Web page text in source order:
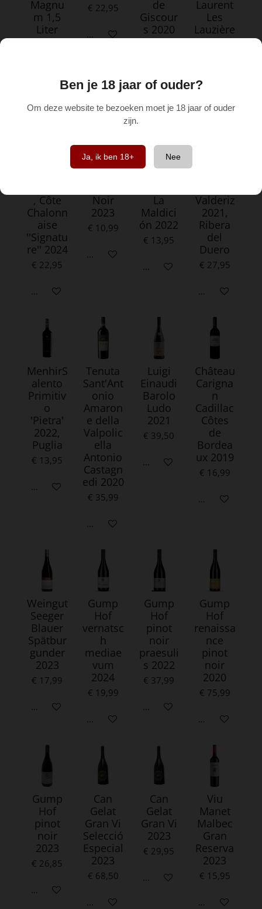
Ben je 18 jaar of ouder?
Om deze website te bezoeken moet je 18 jaar of ouder
zijn.
Ja, ik ben 18+ Nee
Magnu
m 1,5
Liter
€ 22,95
In winkelwagen
de
Giscour
s 2020
Laurent
Les
Lauzière
s 2024
In winkelwagen
, Côte
Chalonn
aise
''Signatu
re'' 2024
€ 22,95
In winkelwagen
Maison
Noir
2023
€ 10,99
Houd mij op de hoogte
Bodega
La
Maldici
ón 2022
€ 13,95
In winkelwagen
Valderiz
2021,
Ribera
del
Duero
€ 27,95
In winkelwagen
MenhirS
alento
Primitiv
o
'Pietra'
2022,
Puglia
€ 13,95
In winkelwagen
Tenuta
Sant'Ant
onio
Amaron
e della
Valpolic
ella
Antonio
Castagn
edi 2020
€ 35,99
In winkelwagen
Luigi
Einaudi
Barolo
Ludo
2021
€ 39,50
In winkelwagen
Château
Carigna
n
Cadillac
Côtes
de
Bordea
ux 2019
€ 16,99
In winkelwagen
Weingut
Seeger
Blauer
Spätbur
gunder
2023
€ 17,99
In winkelwagen
Gump
Hof
vernatsc
h
mediae
vum
2024
€ 19,99
In winkelwagen
Gump
Hof
pinot
noir
praesuli
s 2022
€ 37,99
In winkelwagen
Gump
Hof
renaissa
nce
pinot
noir
2020
€ 75,99
In winkelwagen
Gump
Hof
pinot
noir
2023
€ 26,85
In winkelwagen
Can
Gelat
Gran Vi
Selecció
Especial
2023
€ 68,50
In winkelwagen
Can
Gelat
Gran Vi
2023
€ 29,95
In winkelwagen
Viu
Manet
Malbec
Gran
Reserva
2023
€ 15,95
In winkelwagen